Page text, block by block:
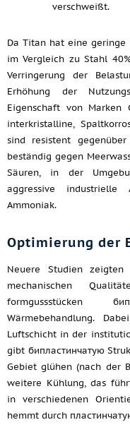
verschweißt.
Da Titan hat eine geringe
im Vergleich zu Stahl
Verringerung der
Erhöhung der
Eigenschaft von
interkristalline,
sind resistent gegenüber
beständig gegen
Säuren, in der
aggressive industrielle
Ammoniak.
Optimierung der
Neuere Studien
mechanischen
formgussstücken
Wärmebehandlung.
Luftschicht in der
gibt бипластинчатую
Gebiet glühen (nach der
weitere Kühlung, das
in verschiedenen
hemmt durch